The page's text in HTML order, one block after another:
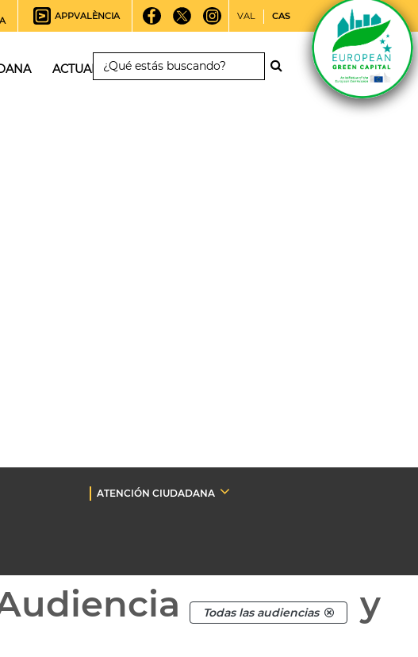
APPVALÈNCIA VAL CAS
ACTUALIDAD
ATENCIÓN CIUDADANA
Todas las audiencias
y